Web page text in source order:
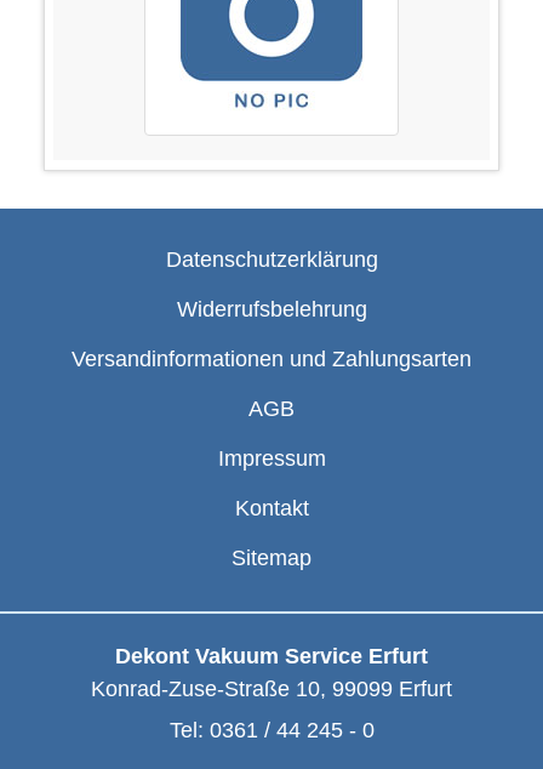
Datenschutzerklärung
Widerrufsbelehrung
Versandinformationen und Zahlungsarten
AGB
Impressum
Kontakt
Sitemap
Dekont Vakuum Service Erfurt
Konrad-Zuse-Straße 10, 99099 Erfurt
Tel: 0361 / 44 245 - 0